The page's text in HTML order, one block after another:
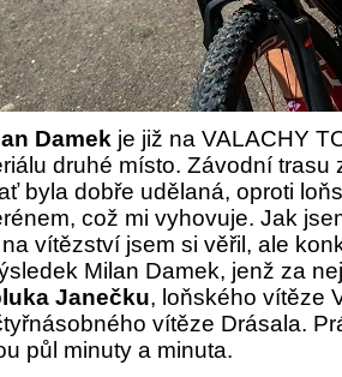
Damek je již na VALACHY
druhé místo. Závodní trasu
byla dobře udělaná, oproti
což mi vyhovuje. Jak
vítězství jsem si věřil, ale
Milan Damek, jenž za
Janečku, loňského vítěze
vítěze Drásala.
půl minuty a minuta.